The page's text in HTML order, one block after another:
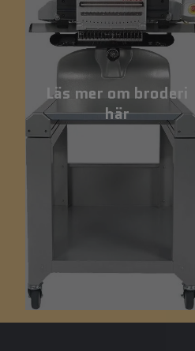
Läs mer om broderi
här